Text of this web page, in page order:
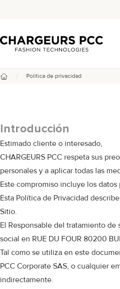
Chargeurs PCC
/ Política de privacidad
Introducción
Estimado cliente o interesado,
CHARGEURS PCC respeta sus
personales y a aplicar todas las
Este compromiso incluye los
Esta Política de Privacidad
Sitio.
El Responsable del tratamiento
social en RUE DU FOUR 80200
Tal como se utiliza en este
PCC Corporate SAS, o cualquier
indirectamente.